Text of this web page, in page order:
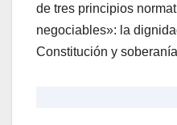
de tres principios
negociables»: la
Constitución y